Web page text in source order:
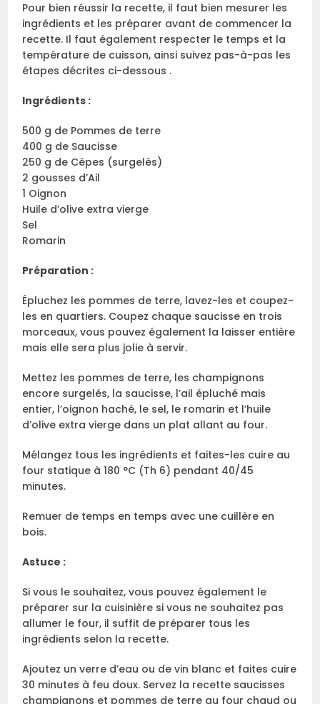
Pour bien réussir la recette, il faut bien mesurer les
ingrédients et les préparer avant de commencer la
recette. Il faut également respecter le temps et la
température de cuisson, ainsi suivez pas-à-pas les
étapes décrites ci-dessous .
Ingrédients :
500 g de Pommes de terre
400 g de Saucisse
250 g de Cèpes (surgelés)
2 gousses d’Ail
1 Oignon
Huile d’olive extra vierge
Sel
Romarin
Préparation :
Épluchez les pommes de terre, lavez-les et coupez-
les en quartiers. Coupez chaque saucisse en trois
morceaux, vous pouvez également la laisser entière
mais elle sera plus jolie à servir.
Mettez les pommes de terre, les champignons
encore surgelés, la saucisse, l’ail épluché mais
entier, l’oignon haché, le sel, le romarin et l’huile
d’olive extra vierge dans un plat allant au four.
Mélangez tous les ingrédients et faites-les cuire au
four statique à 180 °C (Th 6) pendant 40/45
minutes.
Remuer de temps en temps avec une cuillère en
bois.
Astuce :
Si vous le souhaitez, vous pouvez également le
préparer sur la cuisinière si vous ne souhaitez pas
allumer le four, il suffit de préparer tous les
ingrédients selon la recette.
Ajoutez un verre d’eau ou de vin blanc et faites cuire
30 minutes à feu doux. Servez la recette saucisses
champignons et pommes de terre au four chaud ou